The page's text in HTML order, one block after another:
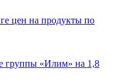
цен на продукты по
группы «Илим» на 1,8